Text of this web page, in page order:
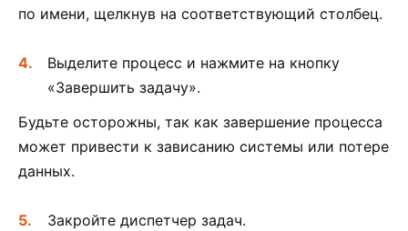
по имени, щелкнув на соответствующий столбец.
Выделите процесс и нажмите на кнопку
«Завершить задачу».
Будьте осторожны, так как завершение процесса
может привести к зависанию системы или потере
данных.
Закройте диспетчер задач.